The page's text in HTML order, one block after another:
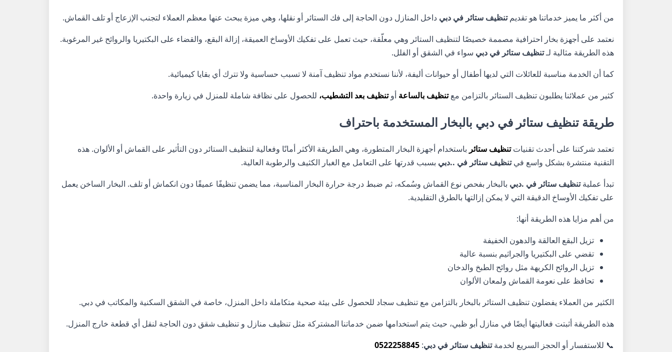
من أكثر ما يميز خدماتنا هو تقديمتنظيف ستائر في دبي داخل المنازل دون الحاجة إلى فك الستائر أو نقلها، وهي ميزة يبحث عنها معظم العملاء لتجنب الإزعاج أو تلف القماش.
نعتمد على أجهزة بخار احترافية مصممة خصيصًا لتنظيف الستائر وهي معلّقة، حيث تعمل على تفكيك الأوساخ العميقة، إزالة البقع، والقضاء على البكتيريا والروائح غير المرغوبة.
هذه الطريقة مثالية لـتنظيف ستائر في دبي سواء في الشقق أو الفلل.
كما أن الخدمة مناسبة للعائلات التي لديها أطفال أو حيوانات أليفة، لأننا نستخدم مواد تنظيف آمنة لا تسبب حساسية ولا تترك أي بقايا كيميائية.
كثير من عملائنا يطلبون تنظيف الستائر بالتزامن معتنظيف بالساعة أوتنظيف بعد التشطيب، للحصول على نظافة شاملة للمنزل في زيارة واحدة.
طريقة تنظيف ستائر في دبي بالبخار المستخدمة باحتراف
تعتمد شركتنا على أحدث تقنيات تنظيف ستائر باستخدام أجهزة البخار المتطورة، وهي الطريقة الأكثر أمانًا وفعالية لتنظيف الستائر دون التأثير على القماش أو الألوان. هذه
التقنية منتشرة بشكل واسع فيتنظيف ستائر في ..دبي بسبب قدرتها على التعامل مع الغبار الكثيف والرطوبة العالية.
تبدأ عمليةتنظيف ستائر في .دبي بالبخار بفحص نوع القماش وسُمكه، ثم ضبط درجة حرارة البخار المناسبة، مما يضمن تنظيفًا عميقًا دون انكماش أو تلف. البخار الساخن يعمل
على تفكيك الأوساخ الدقيقة التي لا يمكن إزالتها بالطرق التقليدية.
من أهم مزايا هذه الطريقة أنها:
تزيل البقع العالقة والدهون الخفيفة
تقضي على البكتيريا والجراثيم بنسبة عالية
تزيل الروائح الكريهة مثل روائح الطبخ والدخان
تحافظ على نعومة القماش ولمعان الألوان
الكثير من العملاء يفضلون تنظيف الستائر بالبخار بالتزامن مع تنظيف سجاد للحصول على بيئة صحية متكاملة داخل المنزل، خاصة في الشقق السكنية والمكاتب في دبي.
هذه الطريقة أثبتت فعاليتها أيضًا في منازل أبو ظبي، حيث يتم استخدامها ضمن خدماتنا المشتركة مثل تنظيف منازل و تنظيف شقق دون الحاجة لنقل أي قطعة خارج المنزل.
📞 للاستفسار أو الحجز السريع لخدمةتنظيف ستائر في دبي:
0522258845